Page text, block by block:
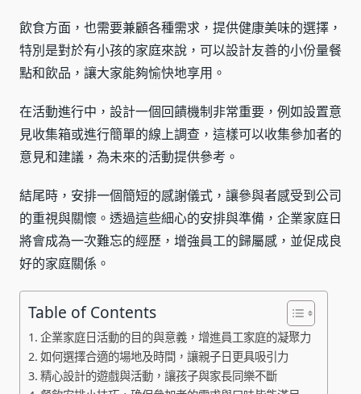
飲食方面，也需要兼顧各種需求，提供健康美味的選擇，
特別是對於有小孩的家庭來說，可以設計友善的小份量餐
點和飲品，讓大家能夠愉快地享用。
在活動進行中，設計一個回饋機制非常重要，例如設置意
見收集箱或進行簡單的線上調查，這樣可以收集參加者的
意見和建議，為未來的活動提供參考。
結尾時，安排一個簡短的感謝儀式，讓參與者感受到公司
的重視與關懷。透過這些細心的安排與準備，企業家庭日
將會成為一次難忘的經歷，增強員工的歸屬感，並促成良
好的家庭關係。
Table of Contents
企業家庭日活動的目的與意義，增進員工家庭的凝聚力
如何選擇合適的場地及時間，讓親子日更具吸引力
精心設計的遊戲與活動，讓孩子與家長同樂不斷